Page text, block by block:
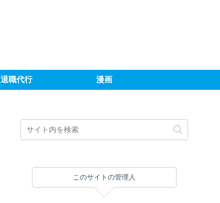
退職代行 漫画
このサイトの管理人